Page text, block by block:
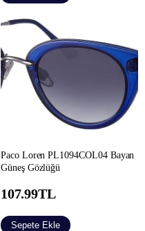
Paco Loren PL1094COL04 Bayan
Güneş Gözlüğü
107.99TL
Sepete Ekle